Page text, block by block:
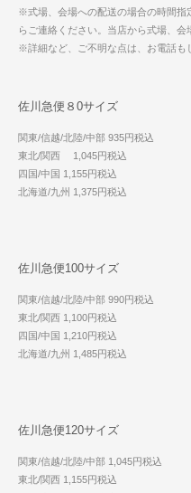
※式場、会場への配送の場合の時間指
らご連絡ください。当店から式場、会
※詳細など、ご不明な点は、お電話も
佐川急便８0サイズ
関東/信越/北陸/中部 935円税込
東北/関西 1,045円税込
四国/中国 1,155円税込
北海道/九州 1,375円税込
佐川急便100サイズ
関東/信越/北陸/中部 990円税込
東北/関西 1,100円税込
四国/中国 1,210円税込
北海道/九州 1,485円税込
佐川急便120サイズ
関東/信越/北陸/中部 1,045円税込
東北/関西 1,155円税込